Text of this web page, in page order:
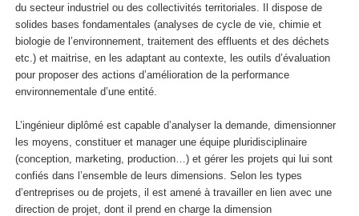
du secteur industriel ou des collectivités territoriales. Il dispose de
solides bases fondamentales (analyses de cycle de vie, chimie et
biologie de l’environnement, traitement des effluents et des déchets
etc.) et maitrise, en les adaptant au contexte, les outils d’évaluation
pour proposer des actions d’amélioration de la performance
environnementale d’une entité.
L’ingénieur diplômé est capable d’analyser la demande, dimensionner
les moyens, constituer et manager une équipe pluridisciplinaire
(conception, marketing, production…) et gérer les projets qui lui sont
confiés dans l’ensemble de leurs dimensions. Selon les types
d’entreprises ou de projets, il est amené à travailler en lien avec une
direction de projet, dont il prend en charge la dimension